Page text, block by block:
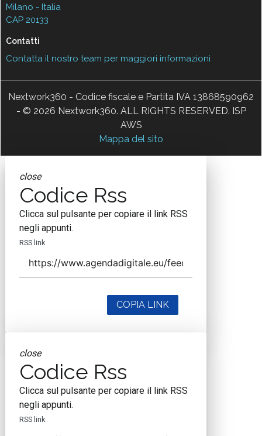
Milano - Italia
CAP 20133
Contatti
Contatta il nostro team per maggiori informazioni
Nextwork360 - Codice fiscale e Partita IVA 13868590962
- © 2026 Nextwork360. ALL RIGHTS RESERVED. ISP
AWS
Mappa del sito
close
Codice Rss
Clicca sul pulsante per copiare il link RSS
negli appunti.
RSS link
COPIA LINK
close
Codice Rss
Clicca sul pulsante per copiare il link RSS
negli appunti.
RSS link